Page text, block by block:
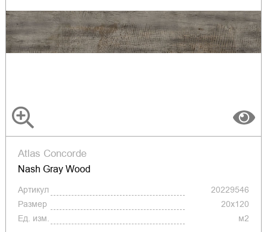
Atlas Concorde
Nash Gray Wood
Артикул
20229546
Размер
20x120
Ед. изм.
м2